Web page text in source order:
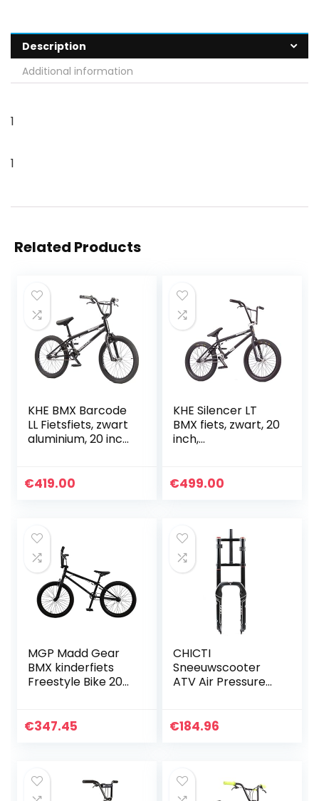
Description
Additional information
1
1
Related Products
KHE BMX Barcode
LL Fietsfiets, zwart
aluminium, 20 inch,
€419.00
KHE Silencer LT
BMX fiets, zwart, 20
inch,
slechts 9,9 kg
€499.00
MGP Madd Gear
BMX kinderfiets
Freestyle Bike 20
kg
€347.45
CHICTI
Sneeuwscooter
ATV Air Pressure
Schouder voorvork
€184.96